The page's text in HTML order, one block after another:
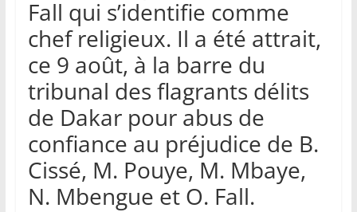
Fall qui s’identifie comme
chef religieux. Il a été attrait,
ce 9 août, à la barre du
tribunal des flagrants délits
de Dakar pour abus de
confiance au préjudice de B.
Cissé, M. Pouye, M. Mbaye,
N. Mbengue et O. Fall.